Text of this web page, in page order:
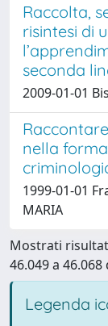
Raccolta,
risintesi di
seconda
2009-01-01
nella
1999-01-01
MARIA
Mostrati
46.049 a 46.068
Legenda